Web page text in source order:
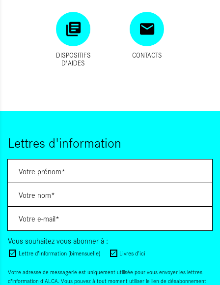
DISPOSITIFS
D'AIDES
CONTACTS
Lettres d'information
Vous souhaitez vous abonner à :
Lettre d'information (bimensuelle) Livres d'ici
Votre adresse de messagerie est uniquement utilisée pour vous envoyer les lettres
d'information d'ALCA. Vous pouvez à tout moment utiliser le lien de désabonnement